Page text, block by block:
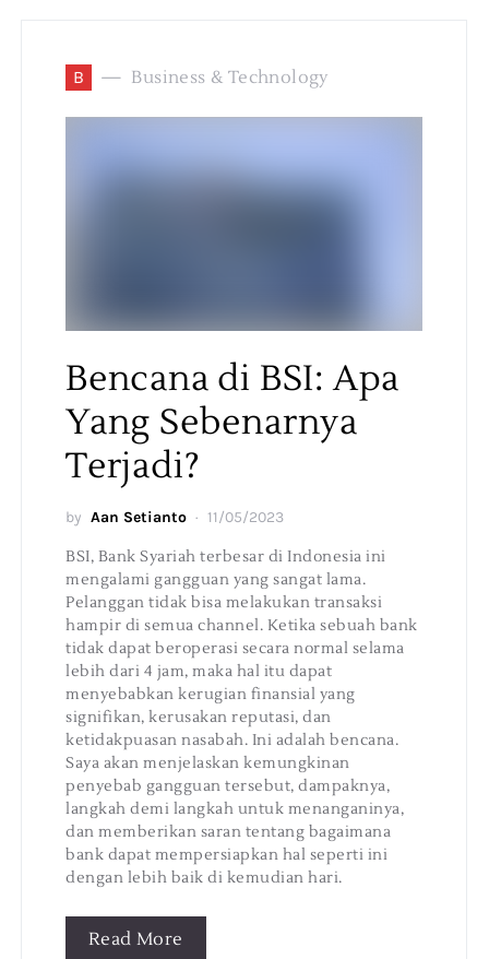
B Business & Technology
Bencana di BSI: Apa
Yang Sebenarnya
Terjadi?
by Aan Setianto 11/05/2023
BSI, Bank Syariah terbesar di Indonesia ini
mengalami gangguan yang sangat lama.
Pelanggan tidak bisa melakukan transaksi
hampir di semua channel. Ketika sebuah bank
tidak dapat beroperasi secara normal selama
lebih dari 4 jam, maka hal itu dapat
menyebabkan kerugian finansial yang
signifikan, kerusakan reputasi, dan
ketidakpuasan nasabah. Ini adalah bencana.
Saya akan menjelaskan kemungkinan
penyebab gangguan tersebut, dampaknya,
langkah demi langkah untuk menanganinya,
dan memberikan saran tentang bagaimana
bank dapat mempersiapkan hal seperti ini
dengan lebih baik di kemudian hari.
Read More